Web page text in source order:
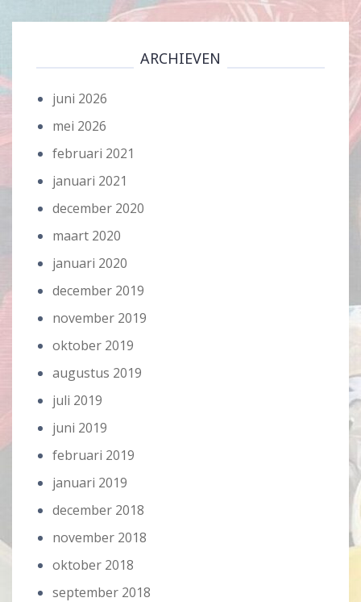
ARCHIEVEN
juni 2026
mei 2026
februari 2021
januari 2021
december 2020
maart 2020
januari 2020
december 2019
november 2019
oktober 2019
augustus 2019
juli 2019
juni 2019
februari 2019
januari 2019
december 2018
november 2018
oktober 2018
september 2018